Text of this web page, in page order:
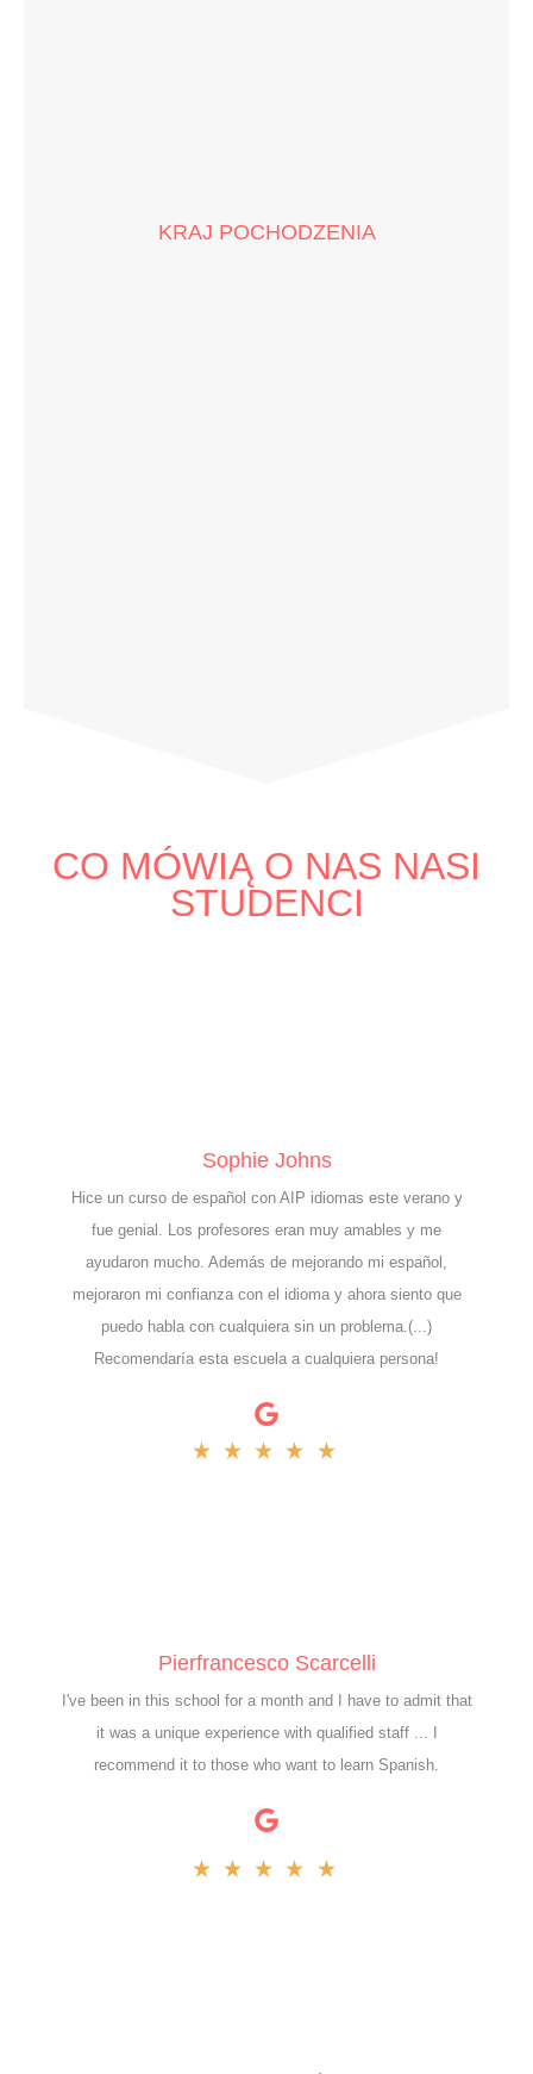
KRAJ POCHODZENIA
CO MÓWIĄ O NAS NASI
STUDENCI
Sophie Johns
Hice un curso de español con AIP idiomas este verano y
fue genial. Los profesores eran muy amables y me
ayudaron mucho. Además de mejorando mi español,
mejoraron mi confianza con el idioma y ahora siento que
puedo habla con cualquiera sin un problema.(...)
Recomendaría esta escuela a cualquiera persona!
Pierfrancesco Scarcelli
I've been in this school for a month and I have to admit that
it was a unique experience with qualified staff ... I
recommend it to those who want to learn Spanish.